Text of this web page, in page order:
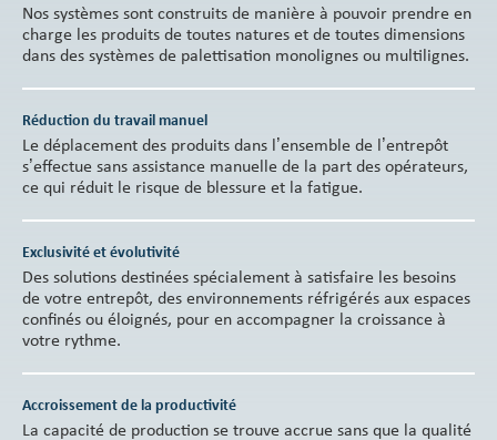
Nos systèmes sont construits de manière à pouvoir prendre en
charge les produits de toutes natures et de toutes dimensions
dans des systèmes de palettisation monolignes ou multilignes.
Réduction du travail manuel
Le déplacement des produits dans l’ensemble de l’entrepôt
s’effectue sans assistance manuelle de la part des opérateurs,
ce qui réduit le risque de blessure et la fatigue.
Exclusivité et évolutivité
Des solutions destinées spécialement à satisfaire les besoins
de votre entrepôt, des environnements réfrigérés aux espaces
confinés ou éloignés, pour en accompagner la croissance à
votre rythme.
Accroissement de la productivité
La capacité de production se trouve accrue sans que la qualité